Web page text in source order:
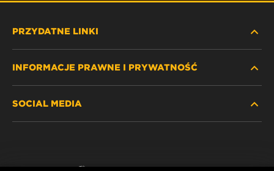
PRZYDATNE LINKI
GDZIE KUPIĆ
INFORMACJE PRAWNE I PRYWATNOŚĆ
SOCIAL MEDIA